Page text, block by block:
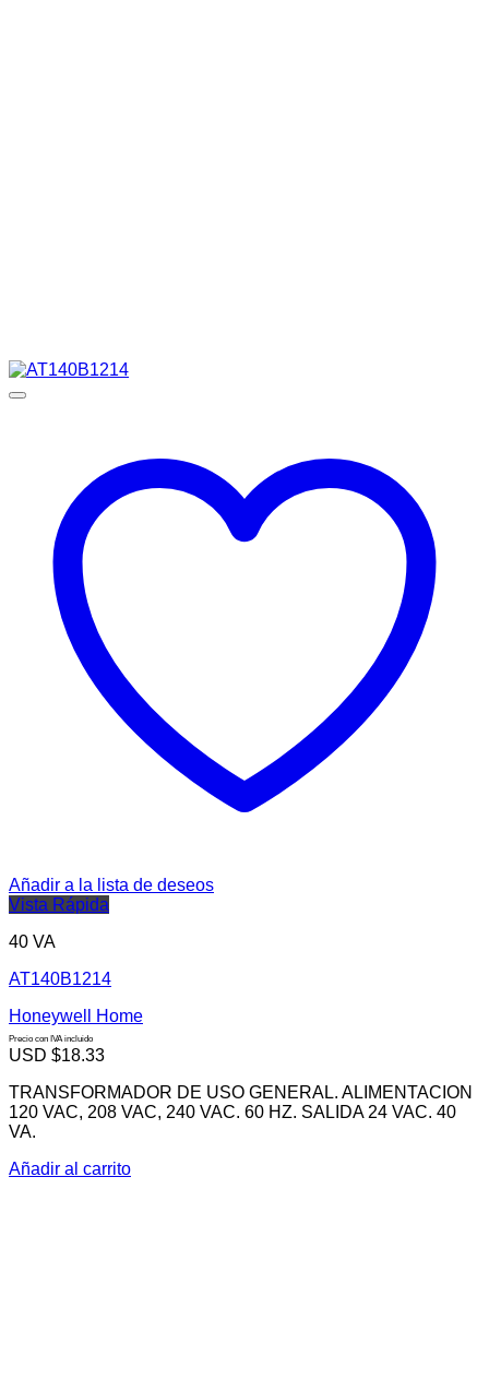
Añadir a la lista de deseos
Vista Rápida
40 VA
AT140B1214
Honeywell Home
Precio con IVA incluido
USD $18.33
TRANSFORMADOR DE USO GENERAL. ALIMENTACION
120 VAC, 208 VAC, 240 VAC. 60 HZ. SALIDA 24 VAC. 40
VA.
Añadir al carrito